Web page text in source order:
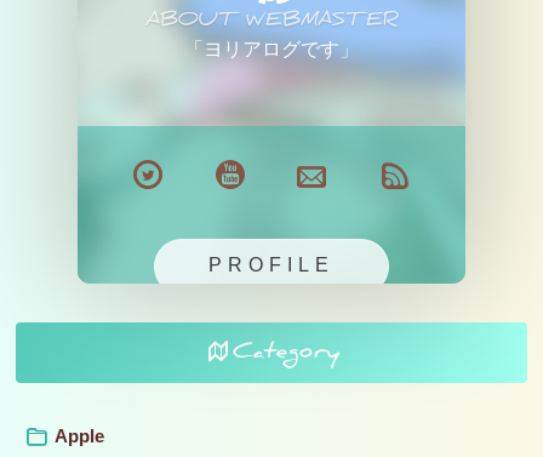
ABOUT WEBMASTER
「ヨリアログです」
PROFILE
Category
Apple